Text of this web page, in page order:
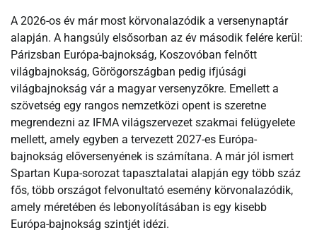
A 2026-os év már most körvonalazódik a versenynaptár
alapján. A hangsúly elsősorban az év második felére kerül:
Párizsban Európa-bajnokság, Koszovóban felnőtt
világbajnokság, Görögországban pedig ifjúsági
világbajnokság vár a magyar versenyzőkre. Emellett a
szövetség egy rangos nemzetközi opent is szeretne
megrendezni az IFMA világszervezet szakmai felügyelete
mellett, amely egyben a tervezett 2027-es Európa-
bajnokság előversenyének is számítana. A már jól ismert
Spartan Kupa-sorozat tapasztalatai alapján egy több száz
fős, több országot felvonultató esemény körvonalazódik,
amely méretében és lebonyolításában is egy kisebb
Európa-bajnokság szintjét idézi.